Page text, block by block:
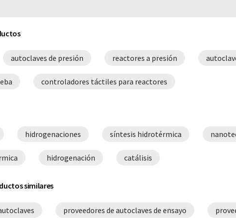
autoclaves de presión reactores a presión
controladores táctiles para reactores
hidrogenaciones síntesis hidrotérmica
hidrogenación catálisis
similares
proveedores de autoclaves de ensayo